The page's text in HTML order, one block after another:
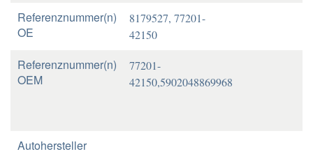
Referenznummer(n)
OE
8179527, 77201-
42150
Referenznummer(n)
OEM
77201-
42150,5902048869968
Autohersteller